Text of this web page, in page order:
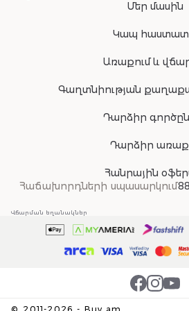
Մեր մասին
Կապ
Առաքում և
Գաղտնիության
Դարձիր
Դարձիր
Հանրային
Հաճախորդների սպասարկում
Վճարման եղանակներ